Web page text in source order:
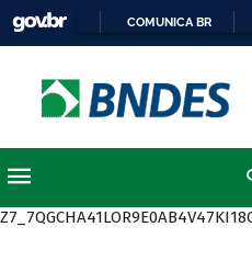
COMUNICA BR